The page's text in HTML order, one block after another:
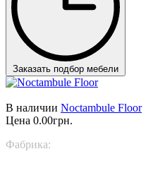
Заказать подбор мебели
В наличии Noctambule Floor
Цена 0.00грн.
Фабрика: